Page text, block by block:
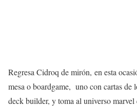
Regresa Cidroq de mirón, en esta
mesa o boardgame, uno con cartas de
deck builder, y toma al universo